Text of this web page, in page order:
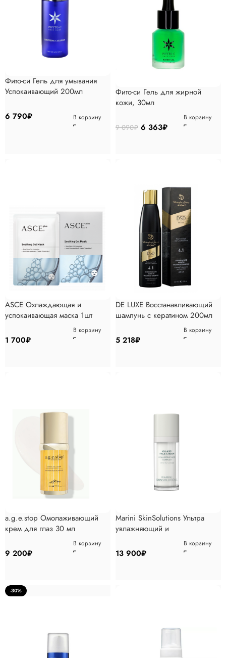
Фито-си Гель для умывания
Успокаивающий 200мл
6 790₽ В корзину
Фито-си Гель для жирной
кожи, 30мл
9 090₽ 6 363₽
В корзину
ASCE Охлаждающая и
успокаивающая маска 1шт
1 700₽
В корзину
DE LUXE Восстанавливающий
шампунь с кератином 200мл
5 218₽
В корзину
a.g.e.stop Омолаживающий
крем для глаз 30 мл
9 200₽
В корзину
Marini SkinSolutions Ультра
увлажняющий и
барьерные функции крем с 3Д
13 900₽
В корзину
-30%